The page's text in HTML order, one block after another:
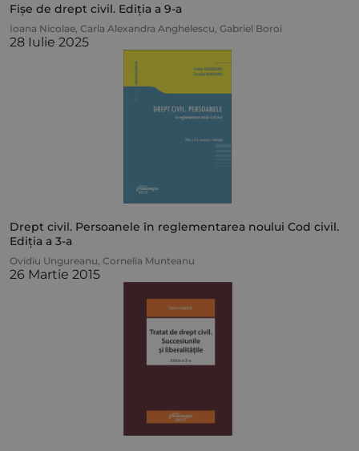
Fișe de drept civil. Ediția a 9-a
Ioana Nicolae, Carla Alexandra Anghelescu, Gabriel Boroi
28 Iulie 2025
Drept civil. Persoanele în reglementarea noului Cod civil.
Ediția a 3-a
Ovidiu Ungureanu, Cornelia Munteanu
26 Martie 2015